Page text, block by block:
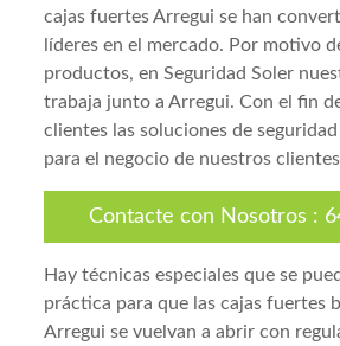
cajas fuertes Arregui se han
líderes en el mercado. Por motivo
productos, en Seguridad Soler
trabaja junto a Arregui. Con el fin
clientes las soluciones de seguridad
para el negocio de nuestros
Contacte con Nosotros :
Hay técnicas especiales que se
práctica para que las cajas fuertes
Arregui se vuelvan a abrir con